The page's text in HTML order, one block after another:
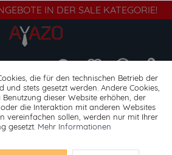
IN DER SALE KATEGORIE!
die für den technischen Betrieb der
und stets gesetzt werden. Andere Cookies,
dieser Website erhöhen, der
die Interaktion mit anderen Websites
vereinfachen sollen, werden nur mit Ihrer
gesetzt. Mehr Informationen